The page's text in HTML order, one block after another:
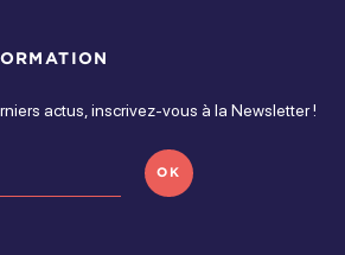
actus, inscrivez-vous à la Newsletter !
OK